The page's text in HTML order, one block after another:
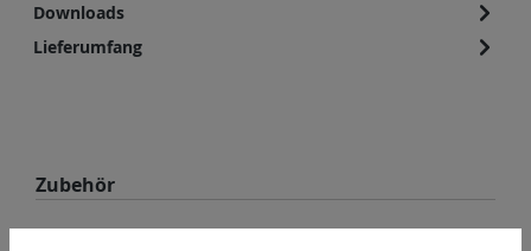
Downloads
Lieferumfang
Produktgalerie überspringen
Zubehör